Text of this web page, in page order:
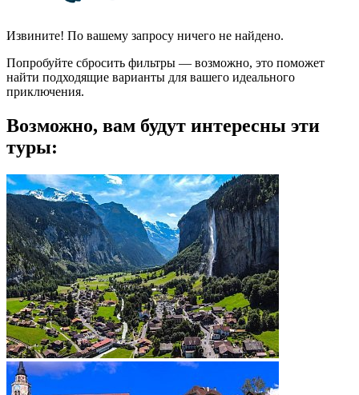
Извините! По вашему запросу ничего не найдено.
Попробуйте сбросить фильтры — возможно, это поможет
найти подходящие варианты для вашего идеального
приключения.
Возможно, вам будут интересны эти
туры: